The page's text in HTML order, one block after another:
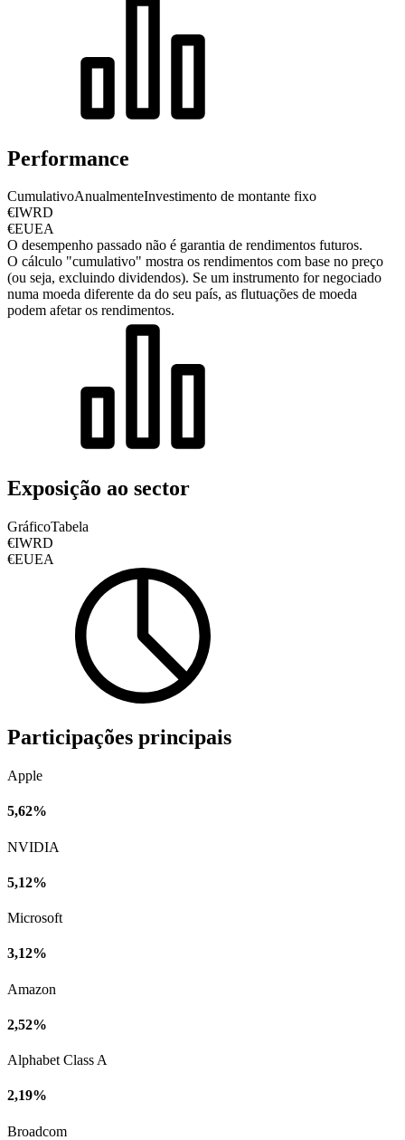
Performance
CumulativoAnualmenteInvestimento de montante fixo
€IWRD
€EUEA
O desempenho passado não é garantia de rendimentos futuros.
O cálculo "cumulativo" mostra os rendimentos com base no preço
(ou seja, excluindo dividendos). Se um instrumento for negociado
numa moeda diferente da do seu país, as flutuações de moeda
podem afetar os rendimentos.
Exposição ao sector
GráficoTabela
€IWRD
€EUEA
Participações principais
Apple
5,62%
NVIDIA
5,12%
Microsoft
3,12%
Amazon
2,52%
Alphabet Class A
2,19%
Broadcom